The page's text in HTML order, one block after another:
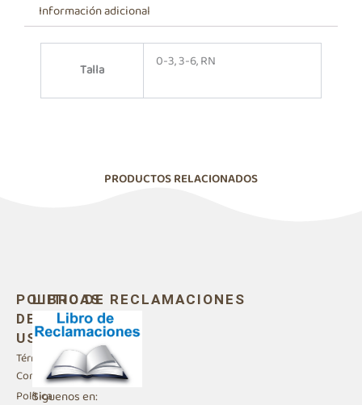
Información adicional
Talla 0-3, 3-6, RN
PRODUCTOS RELACIONADOS
POLITICAS
DE
USO
Términos y
Condiciones
Política
LIBRO DE RECLAMACIONES
Siguenos en: